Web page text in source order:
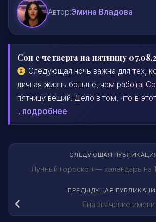
Автор:Эмина Владова
Сон с четверга на пятницу
Следующая ночь важна для тех,
личная жизнь больше, чем работа.
пятницу вещий. Дело в том, что в
...подробнее
СЛЕДУЮЩАЯ
Лунный гороскоп — календарь на
ПРЕДЫДУЩАЯ
Яна значение имени